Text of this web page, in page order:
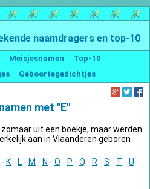
naamdragers en top-10
Meisjesnamen
Top-10
Geboortegedichtjes
met "E"
uit een boekje, maar werden
aan in Vlaanderen geboren
- K - L - M - N - O - P - Q - R - S - T - U -